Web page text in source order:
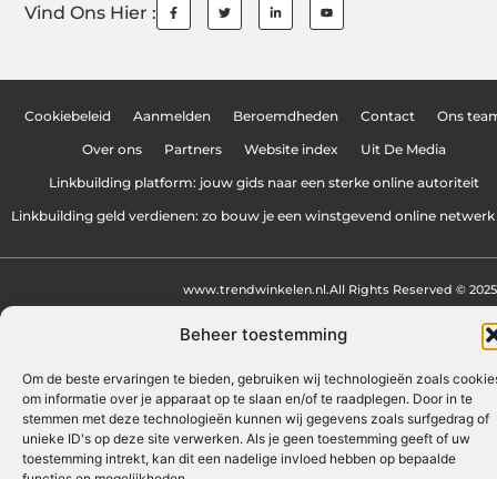
Beheer toestemming
Om de beste ervaringen te bieden, gebruiken wij technologieën zoals
om informatie over je apparaat op te slaan en/of te raadplegen. Door in te
stemmen met deze technologieën kunnen wij gegevens zoals surfgedrag of
unieke ID's op deze site verwerken. Als je geen toestemming geeft of uw
toestemming intrekt, kan dit een nadelige invloed hebben op bepaalde
Vind Ons Hier :
Cookiebeleid Aanmelden Beroemdheden Contact Ons
Over ons Partners Website index Uit De Media
Linkbuilding platform: jouw gids naar een sterke online autoriteit
Linkbuilding geld verdienen: zo bouw je een winstgevend online
All Rights Reserved © 2025
www.trendwinkelen.nl.